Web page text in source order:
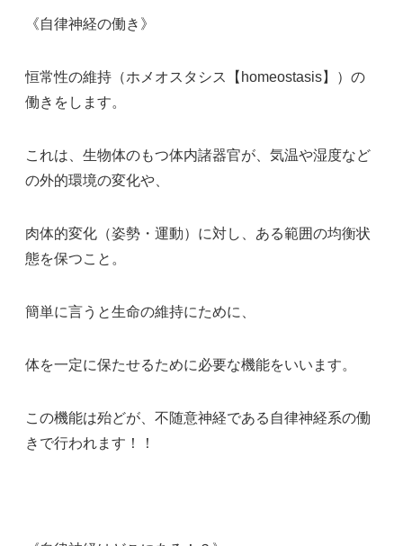
《自律神経の働き》
恒常性の維持（ホメオスタシス【homeostasis】）の
働きをします。
これは、生物体のもつ体内諸器官が、気温や湿度など
の外的環境の変化や、
肉体的変化（姿勢・運動）に対し、ある範囲の均衡状
態を保つこと。
簡単に言うと生命の維持にために、
体を一定に保たせるために必要な機能をいいます。
この機能は殆どが、不随意神経である自律神経系の働
きで行われます！！